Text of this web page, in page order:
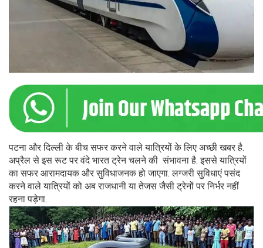
पटना और दिल्ली के बीच सफर करने वाले यात्रियों के लिए अच्छी खबर है.
अप्रैल से इस रूट पर वंदे भारत ट्रेन चलने की संभावना है. इससे यात्रियों
का सफर आरामदायक और सुविधाजनक हो जाएगा. लग्जरी सुविधाएं पसंद
करने वाले यात्रियों को अब राजधानी या तेजस जैसी ट्रेनों पर निर्भर नहीं
रहना पड़ेगा.